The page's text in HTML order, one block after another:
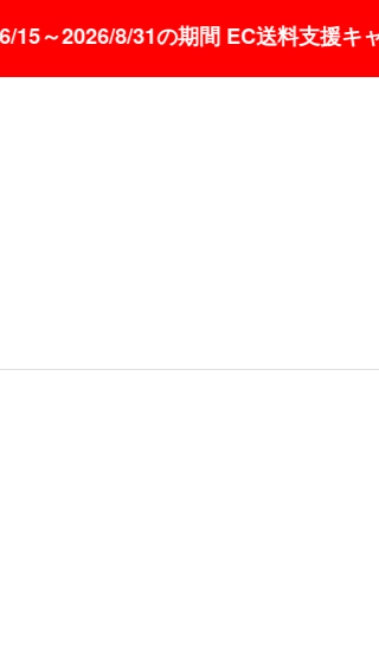
2026/8/31の期間 EC送料支援キャン